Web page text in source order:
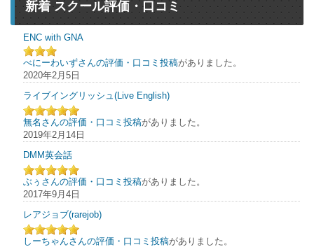
新着 スクール評価・口コミ
ENC with GNA
べにーわいずさんの評価・口コミ投稿がありました。
2020年2月5日
ライブイングリッシュ(Live English)
無名さんの評価・口コミ投稿がありました。
2019年2月14日
DMM英会話
ぶぅさんの評価・口コミ投稿がありました。
2017年9月4日
レアジョブ(rarejob)
しーちゃんさんの評価・口コミ投稿がありました。